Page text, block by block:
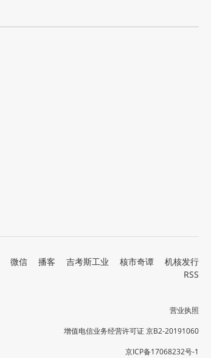
微信 播客 吉考斯工业 核市奇谭
机核发行
RSS
营业执照
增值电信业务经营许可证 京B2-20191060
京ICP备17068232号-1